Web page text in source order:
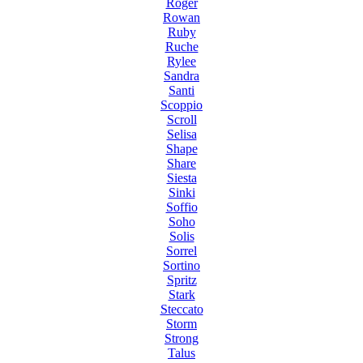
Rowan
Ruby
Ruche
Rylee
Sandra
Santi
Scoppio
Scroll
Selisa
Shape
Share
Siesta
Sinki
Soffio
Soho
Solis
Sorrel
Sortino
Spritz
Stark
Steccato
Storm
Strong
Talus